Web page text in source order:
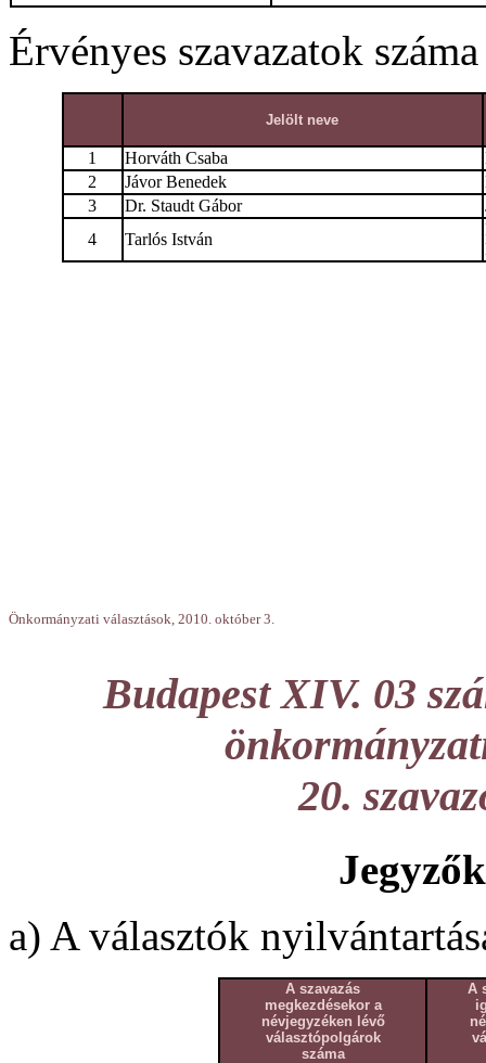
Érvényes szavazatok száma
Jelölt neve
1 Horváth Csaba
2
Jávor Benedek
3
Dr. Staudt Gábor
4
Tarlós István
Önkormányzati választások, 2010. október 3.
Budapest XIV. 03
20.
a) A választók
A szavazás
megkezdésekor a
névjegyzéken lévő
választópolgárok
száma
A